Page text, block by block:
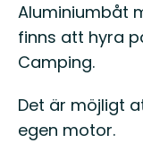
Aluminiumbåt
finns att hyra
Camping.
Det är möjligt
egen motor.